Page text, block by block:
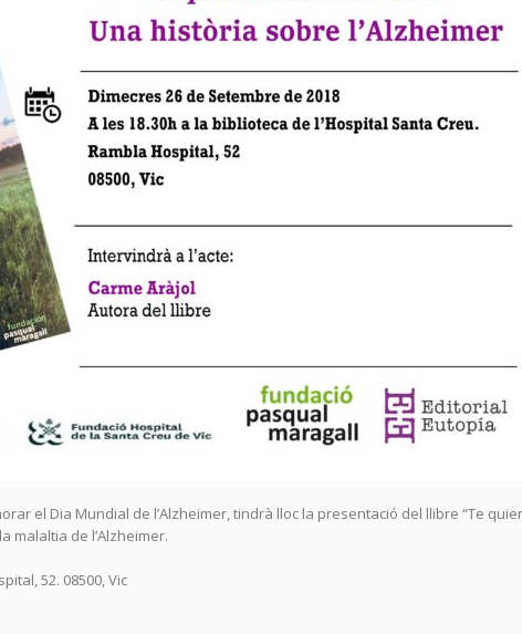
el Dia Mundial de l’Alzheimer, tindrà lloc la presentació del llibre “Te
malaltia de l’Alzheimer.
52. 08500, Vic